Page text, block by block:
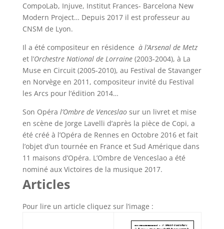
CompoLab, Injuve, Institut Frances- Barcelona New
Modern Project… Depuis 2017 il est professeur au
CNSM de Lyon.
Il a été compositeur en résidence à l’Arsenal de Metz
et l’Orchestre National de Lorraine (2003-2004), à La
Muse en Circuit (2005-2010), au Festival de Stavanger
en Norvège en 2011, compositeur invité du Festival
les Arcs pour l’édition 2014…
Son Opéra l’Ombre de Venceslao sur un livret et mise
en scène de Jorge Lavelli d’après la pièce de Copi, a
été créé à l’Opéra de Rennes en Octobre 2016 et fait
l’objet d’un tournée en France et Sud Amérique dans
11 maisons d’Opéra. L’Ombre de Venceslao a été
nominé aux Victoires de la musique 2017.
Articles
Pour lire un article cliquez sur l’image :